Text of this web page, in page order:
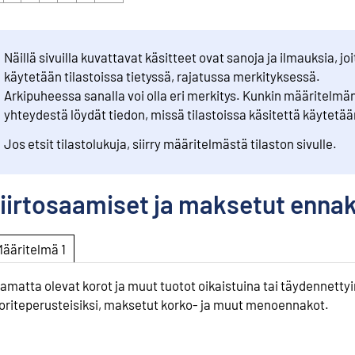
Näillä sivuilla kuvattavat käsitteet ovat sanoja ja ilmauksia,
käytetään tilastoissa tietyssä, rajatussa merkityksessä.
Arkipuheessa sanalla voi olla eri merkitys. Kunkin
yhteydestä löydät tiedon, missä tilastoissa käsitettä
Jos etsit tilastolukuja, siirry määritelmästä tilaston sivulle.
ja maksetut
Määritelmä 1
olevat korot ja muut tuotot oikaistuina tai
maksetut korko- ja muut menoennakot.